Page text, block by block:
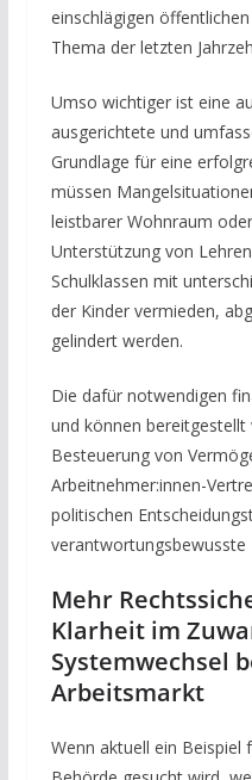
einschlägigen
Thema der letzten
Umso wichtiger ist eine
ausgerichtete und
Grundlage für eine
müssen
leistbarer Wohnraum
Unterstützung von
Schulklassen mit
der Kinder vermieden,
gelindert werden.
Die dafür notwendigen
und können
Besteuerung von
Arbeitnehmer:innen-
politischen
verantwortungsbewusste
Mehr
Klarheit im
Systemwechsel
Arbeitsmarkt
Wenn aktuell ein Beispiel